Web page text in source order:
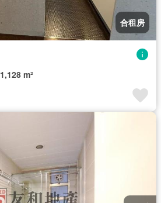
合租房
1,128 m²